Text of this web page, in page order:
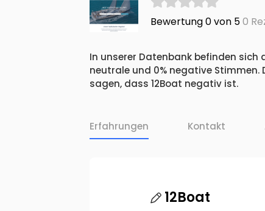
Bewertung 0 von 50
In unserer Datenbank befinden sich
neutrale und 0% negative
sagen, dass 12Boat negativ ist.
Erfahrungen Kontakt
12Boat